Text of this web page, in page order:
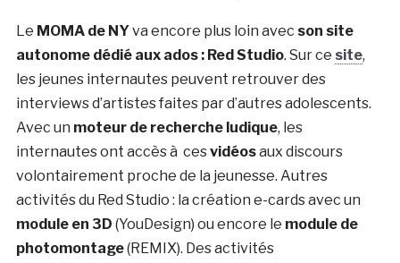
Le MOMA de NYva encore plus loin avec son site
autonome dédié aux ados : Red Studio. Sur ce site,
les jeunes internautes peuvent retrouver des
interviews d’artistes faites par d’autres adolescents.
Avec un moteur de recherche ludique, les
internautes ont accès à cesvidéosaux discours
volontairement proche de la jeunesse. Autres
activités du Red Studio : la création e-cards avec un
module en 3D (YouDesign) ou encore le module de
photomontage(REMIX). Des activités